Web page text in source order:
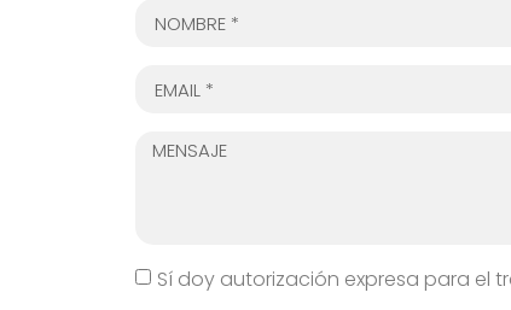
Sí doy autorización expresa para el